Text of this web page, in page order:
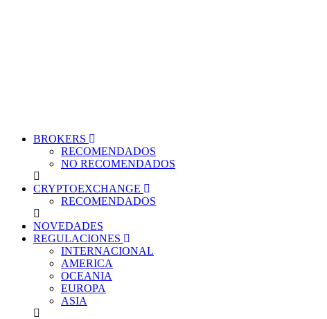
BROKERS
RECOMENDADOS
NO RECOMENDADOS
CRYPTOEXCHANGE
RECOMENDADOS
NOVEDADES
REGULACIONES
INTERNACIONAL
AMERICA
OCEANIA
EUROPA
ASIA